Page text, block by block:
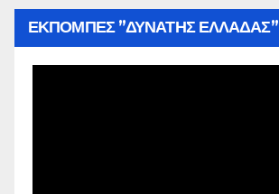
ΕΚΠΟΜΠΕΣ ”ΔΥΝΑΤΗΣ ΕΛΛΑΔΑΣ”